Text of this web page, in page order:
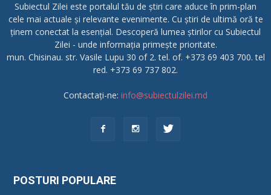
Subiectul Zilei este portalul tău de știri care aduce în prim-plan
cele mai actuale și relevante evenimente. Cu știri de ultimă oră te
ținem conectat la esențial. Descoperă lumea știrilor cu Subiectul
Zilei - unde informația primește prioritate.
mun. Chisinau. str. Vasile Lupu 30 of 2. tel. of. +373 69 403 700. tel
red. +373 69 737 802.
Contactați-ne: info@subiectulzilei.md
POSTURI POPULARE